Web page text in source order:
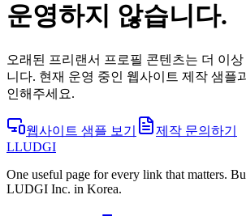
운영하지 않습니다.
오래된 프리랜서 프로필 콘텐츠는 더 이
니다. 현재 운영 중인 웹사이트 제작 샘플
인해주세요.
웹사이트 샘플 보기
제작 문의하기
LLUDGI
One useful page for every link that matters.
LUDGI Inc. in Korea.